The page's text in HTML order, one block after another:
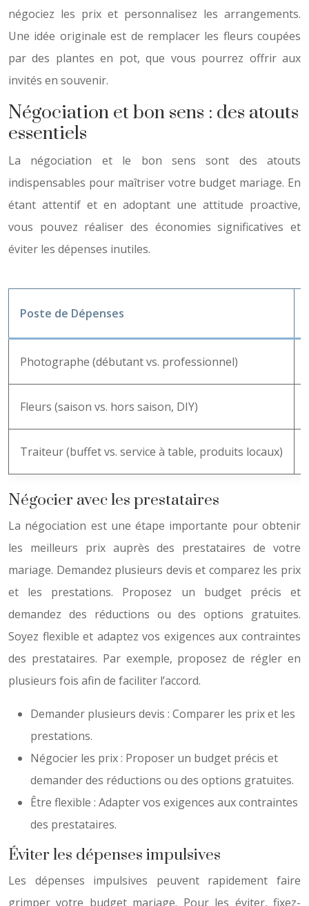
négociez les prix et personnalisez les arrangements.
Une idée originale est de remplacer les fleurs coupées
par des plantes en pot, que vous pourrez offrir aux
invités en souvenir.
Négociation et bon sens : des atouts
essentiels
La négociation et le bon sens sont des atouts
indispensables pour maîtriser votre budget mariage. En
étant attentif et en adoptant une attitude proactive,
vous pouvez réaliser des économies significatives et
éviter les dépenses inutiles.
Poste de Dépenses
Photographe (débutant vs. professionnel)
Fleurs (saison vs. hors saison, DIY)
Traiteur (buffet vs. service à table, produits locaux)
Négocier avec les prestataires
La négociation est une étape importante pour obtenir
les meilleurs prix auprès des prestataires de votre
mariage. Demandez plusieurs devis et comparez les prix
et les prestations. Proposez un budget précis et
demandez des réductions ou des options gratuites.
Soyez flexible et adaptez vos exigences aux contraintes
des prestataires. Par exemple, proposez de régler en
plusieurs fois afin de faciliter l’accord.
Demander plusieurs devis : Comparer les prix et les
prestations.
Négocier les prix : Proposer un budget précis et
demander des réductions ou des options gratuites.
Être flexible : Adapter vos exigences aux contraintes
des prestataires.
Éviter les dépenses impulsives
Les dépenses impulsives peuvent rapidement faire
grimper votre budget mariage. Pour les éviter, fixez-